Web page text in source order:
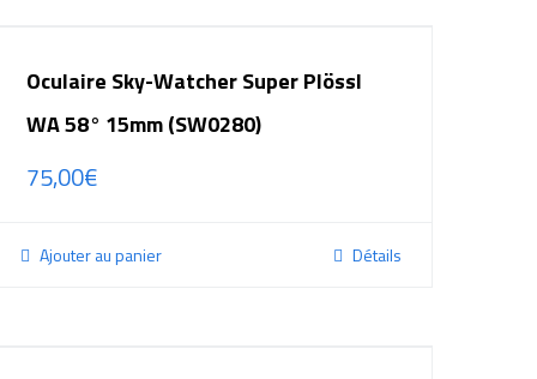
Oculaire Sky-Watcher Super Plössl
WA 58° 15mm (SW0280)
75,00€
Ajouter au panier Détails